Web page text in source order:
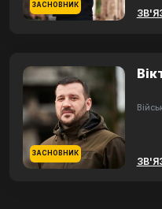
ЗАСНОВНИК
ЗАСНОВНИК